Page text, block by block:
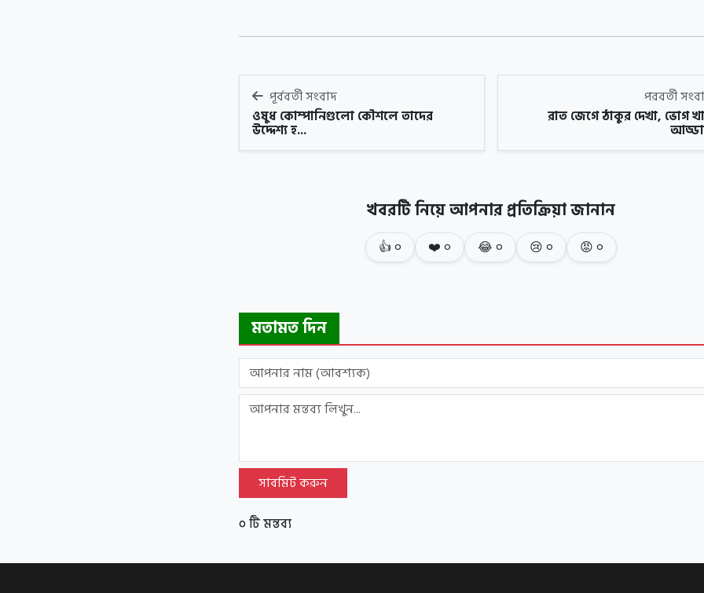
পূর্ববর্তী সংবাদ
ওষুধ কোম্পানিগুলো কৌশলে তাদের
উদ্দেশ্য হ...
পরবর্তী
রাত জেগে ঠাকুর দেখা, ভোগ
খবরটি নিয়ে আপনার প্রতিক্রিয়া জানান
👍০ ❤️০ 😂০ 😢০ 😡০
মতামত দিন
সাবমিট করুন
০ টি মন্তব্য